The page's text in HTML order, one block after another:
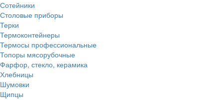
Сотейники
Столовые приборы
Терки
Термоконтейнеры
Термосы профессиональные
Топоры мясорубочные
Фарфор, стекло, керамика
Хлебницы
Шумовки
Щипцы